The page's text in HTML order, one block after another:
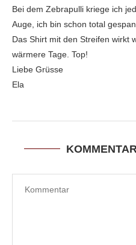
Bei dem Zebrapulli kriege ich
Auge, ich bin schon total
Das Shirt mit den Streifen wirkt
wärmere Tage. Top!
Liebe Grüsse
Ela